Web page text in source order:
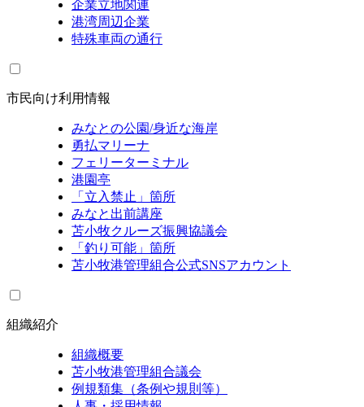
企業立地関連
港湾周辺企業
特殊車両の通行
市民向け利用情報
みなとの公園/身近な海岸
勇払マリーナ
フェリーターミナル
港園亭
「立入禁止」箇所
みなと出前講座
苫小牧クルーズ振興協議会
「釣り可能」箇所
苫小牧港管理組合公式SNSアカウント
組織紹介
組織概要
苫小牧港管理組合議会
例規類集（条例や規則等）